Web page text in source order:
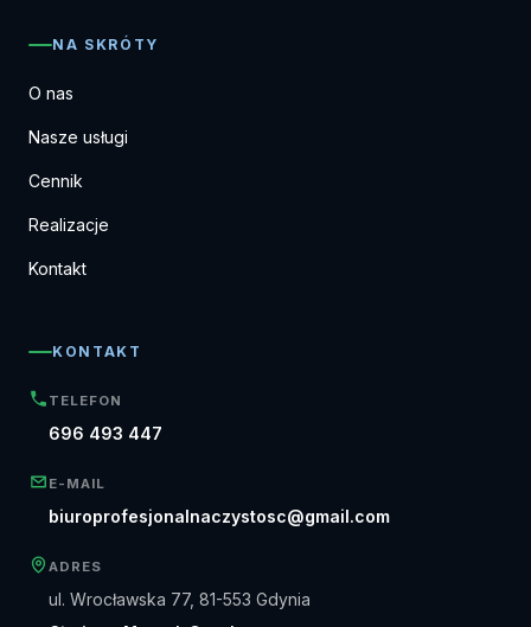
NA SKRÓTY
O nas
Nasze usługi
Cennik
Realizacje
Kontakt
KONTAKT
TELEFON
696 493 447
E-MAIL
biuroprofesjonalnaczystosc@gmail.com
ADRES
ul. Wrocławska 77, 81-553 Gdynia